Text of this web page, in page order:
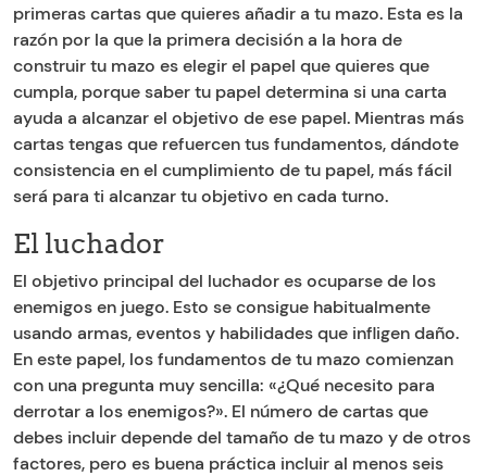
primeras cartas que quieres añadir a tu mazo. Esta es la
razón por la que la primera decisión a la hora de
construir tu mazo es elegir el papel que quieres que
cumpla, porque saber tu papel determina si una carta
ayuda a alcanzar el objetivo de ese papel. Mientras más
cartas tengas que refuercen tus fundamentos, dándote
consistencia en el cumplimiento de tu papel, más fácil
será para ti alcanzar tu objetivo en cada turno.
El luchador
El objetivo principal del luchador es ocuparse de los
enemigos en juego. Esto se consigue habitualmente
usando armas, eventos y habilidades que infligen daño.
En este papel, los fundamentos de tu mazo comienzan
con una pregunta muy sencilla: «¿Qué necesito para
derrotar a los enemigos?». El número de cartas que
debes incluir depende del tamaño de tu mazo y de otros
factores, pero es buena práctica incluir al menos seis